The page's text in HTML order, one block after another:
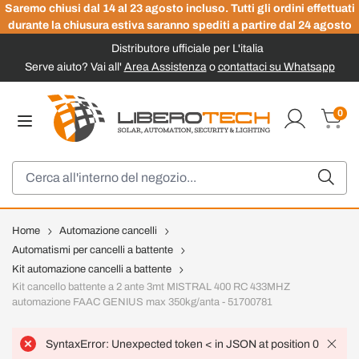
Saremo chiusi dal 14 al 23 agosto incluso. Tutti gli ordini effettuati
durante la chiusura estiva saranno spediti a partire dal 24 agosto
Distributore ufficiale per L'italia
Serve aiuto? Vai all' Area Assistenzao contattaci su Whatsapp
0
Home
Automazione cancelli
Automatismi per cancelli a battente
Kit automazione cancelli a battente
Kit cancello battente a 2 ante 3mt MISTRAL 400 RC 433MHZ
automazione FAAC GENIUS max 350kg/anta - 51700781
SyntaxError: Unexpected token < in JSON at position 0